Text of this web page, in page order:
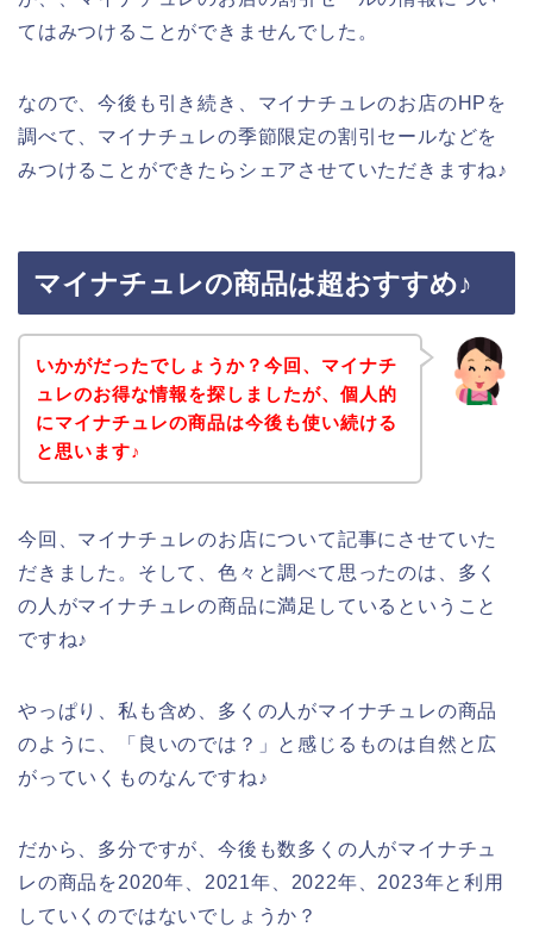
てはみつけることができませんでした。
なので、今後も引き続き、マイナチュレのお店のHPを
調べて、マイナチュレの季節限定の割引セールなどを
みつけることができたらシェアさせていただきますね♪
マイナチュレの商品は超おすすめ♪
いかがだったでしょうか？今回、マイナチ
ュレのお得な情報を探しましたが、個人的
にマイナチュレの商品は今後も使い続ける
と思います♪
今回、マイナチュレのお店について記事にさせていた
だきました。そして、色々と調べて思ったのは、多く
の人がマイナチュレの商品に満足しているということ
ですね♪
やっぱり、私も含め、多くの人がマイナチュレの商品
のように、「良いのでは？」と感じるものは自然と広
がっていくものなんですね♪
だから、多分ですが、今後も数多くの人がマイナチュ
レの商品を2020年、2021年、2022年、2023年と利用
していくのではないでしょうか？